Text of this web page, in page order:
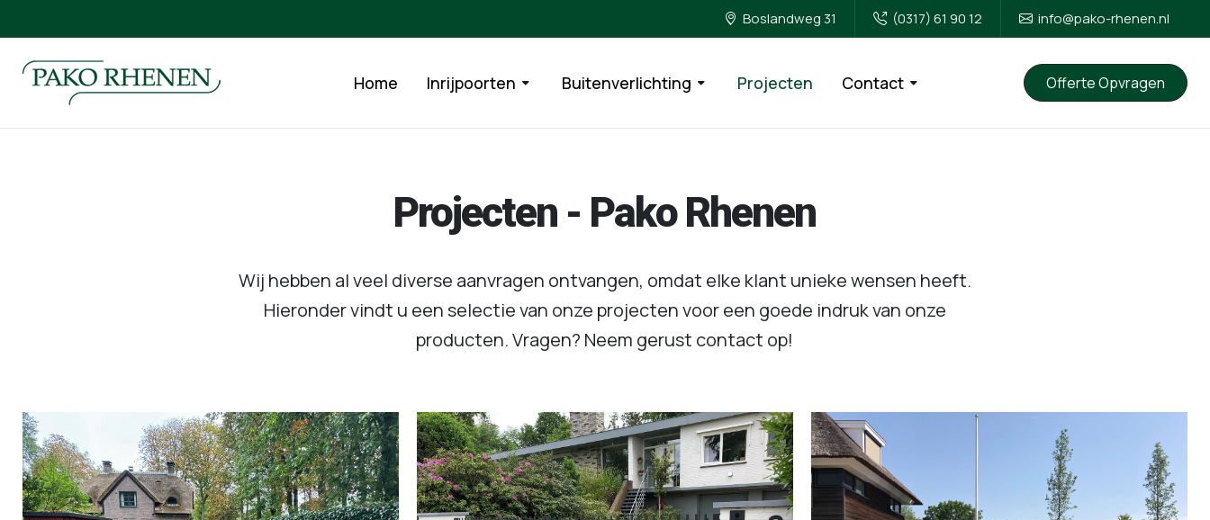
Boslandweg 31 (0317) 61 90 12 info@pako-rhenen.nl
Offerte Opvragen
Home Inrijpoorten Buitenverlichting Projecten Contact
Projecten - Pako Rhenen
Wij hebben al veel diverse aanvragen ontvangen, omdat elke klant unieke wensen heeft.
Hieronder vindt u een selectie van onze projecten voor een goede indruk van onze
producten. Vragen? Neem gerust contact op!